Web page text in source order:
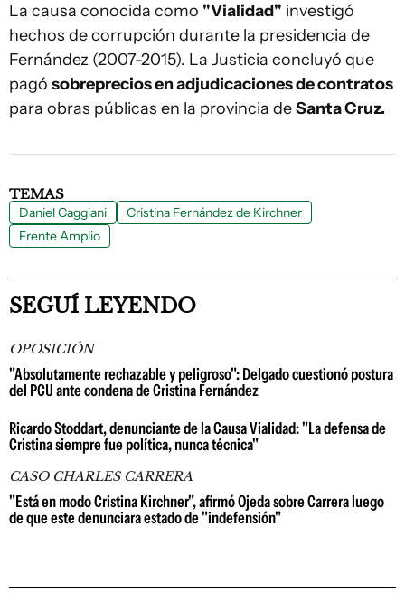
La causa conocida como "Vialidad" investigó
hechos de corrupción durante la presidencia de
Fernández (2007-2015). La Justicia concluyó que
pagó sobreprecios en adjudicaciones de contratos
para obras públicas en la provincia deSanta Cruz.
TEMAS
Daniel Caggiani
Cristina Fernández de Kirchner
Frente Amplio
SEGUÍ LEYENDO
OPOSICIÓN
"Absolutamente rechazable y peligroso": Delgado cuestionó postura
del PCU ante condena de Cristina Fernández
Ricardo Stoddart, denunciante de la Causa Vialidad: "La defensa de
Cristina siempre fue política, nunca técnica"
CASO CHARLES CARRERA
"Está en modo Cristina Kirchner", afirmó Ojeda sobre Carrera luego
de que este denunciara estado de "indefensión"